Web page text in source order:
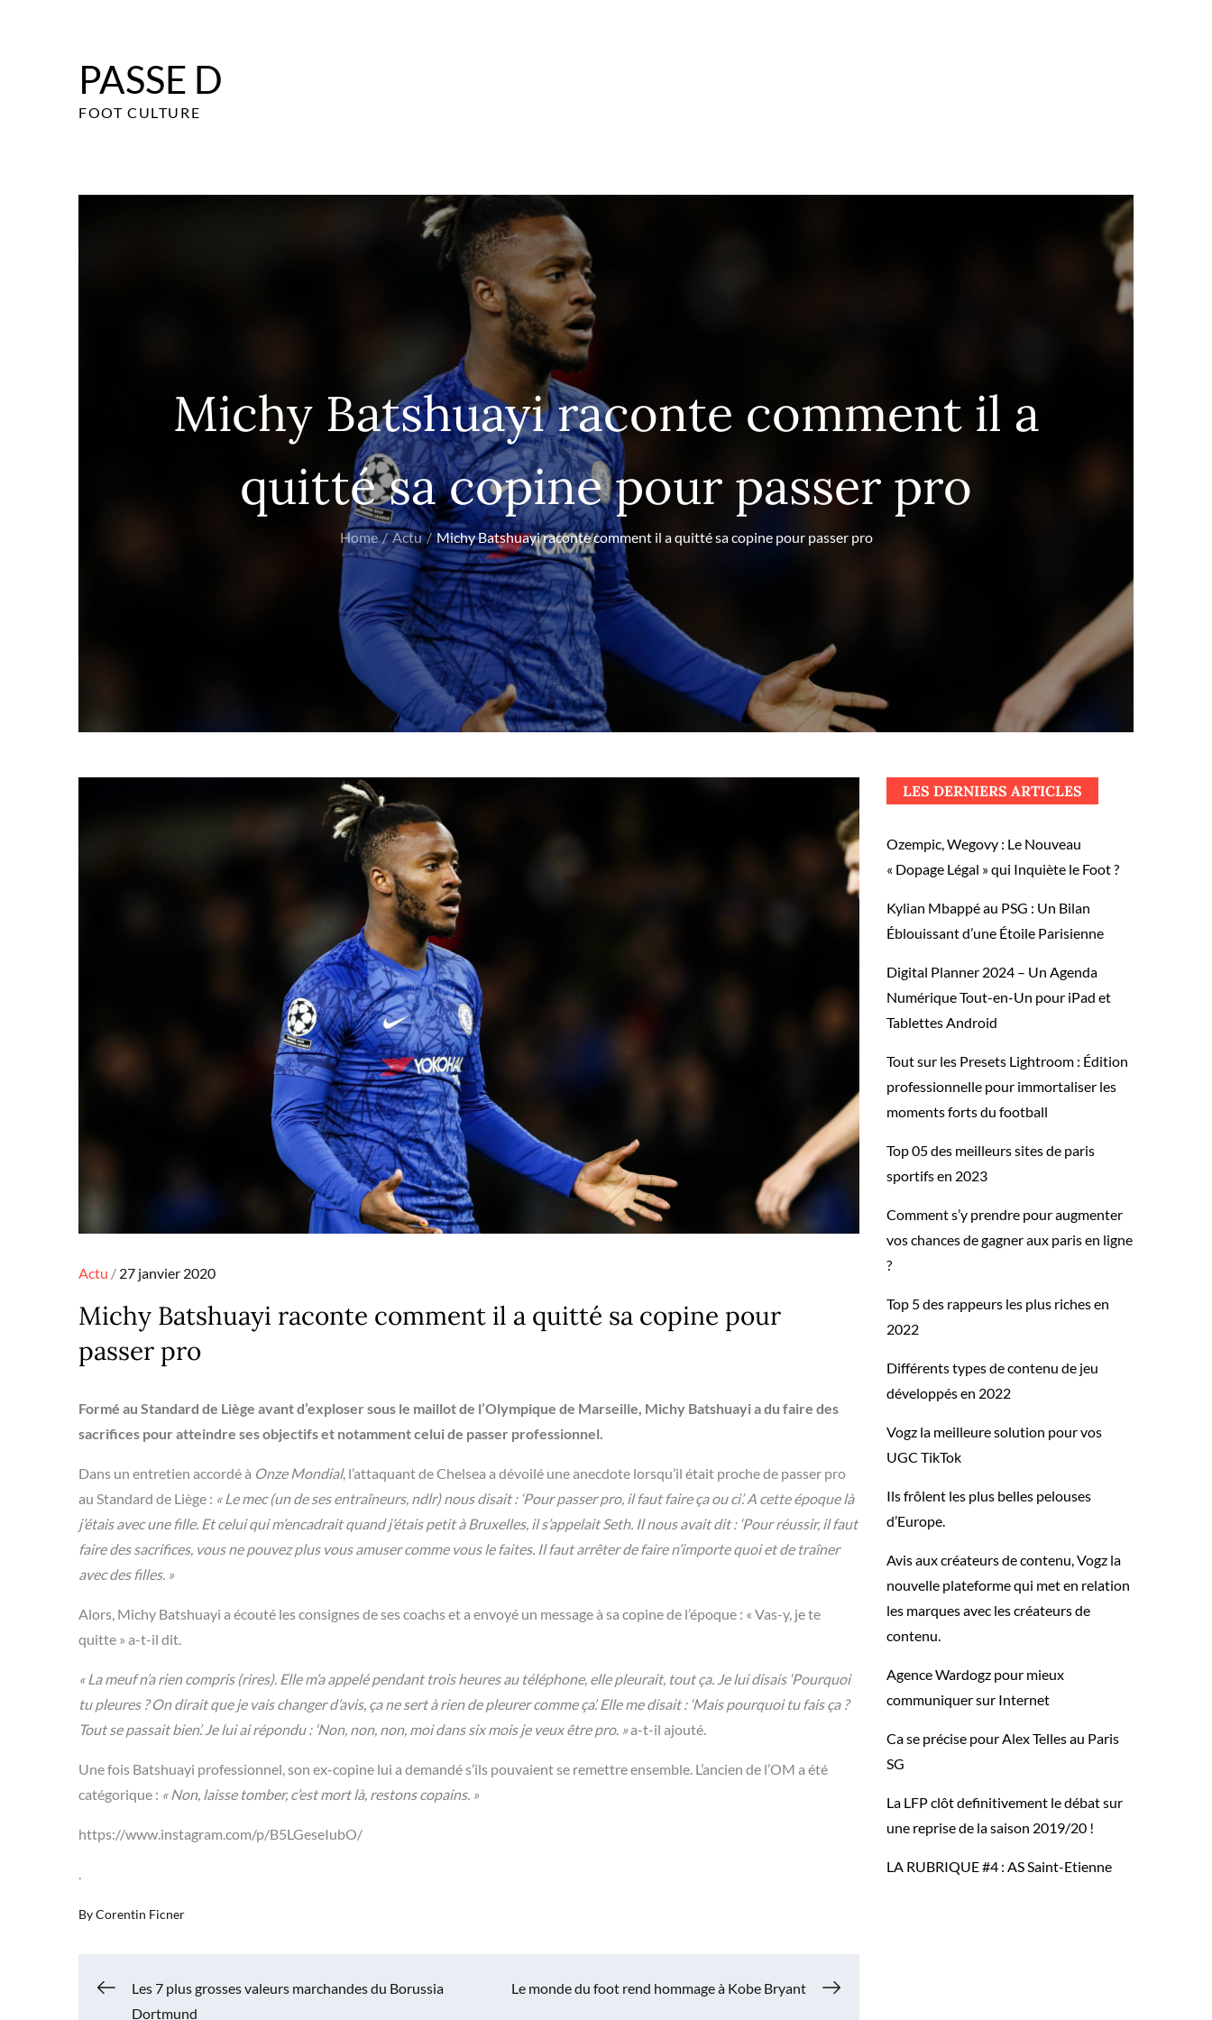
PASSE D
FOOT CULTURE
Michy Batshuayi raconte comment il a
quitté sa copine pour passer pro
Home Actu Michy Batshuayi raconte comment il a quitté sa copine pour passer pro
Actu Posted
27 janvier 2020
Michy Batshuayi raconte comment il a quitté sa copine pour
passer pro
Formé au Standard de Liège avant d’exploser sous le maillot de l’Olympique de Marseille, Michy Batshuayi a du faire des
sacrifices pour atteindre ses objectifs et notamment celui de passer professionnel.
Dans un entretien accordé à Onze Mondial, l’attaquant de Chelsea a dévoilé une anecdote lorsqu’il était proche de passer pro
au Standard de Liège : « Le mec (un de ses entraîneurs, ndlr) nous disait : ‘Pour passer pro, il faut faire ça ou ci’. A cette époque là
j’étais avec une fille. Et celui qui m’encadrait quand j’étais petit à Bruxelles, il s’appelait Seth. Il nous avait dit : ‘Pour réussir, il faut
faire des sacrifices, vous ne pouvez plus vous amuser comme vous le faites. Il faut arrêter de faire n’importe quoi et de traîner
avec des filles. »
Alors, Michy Batshuayi a écouté les consignes de ses coachs et a envoyé un message à sa copine de l’époque : « Vas-y, je te
quitte » a-t-il dit.
« La meuf n’a rien compris (rires). Elle m’a appelé pendant trois heures au téléphone, elle pleurait, tout ça. Je lui disais ‘Pourquoi
tu pleures ? On dirait que je vais changer d’avis, ça ne sert à rien de pleurer comme ça’. Elle me disait : ‘Mais pourquoi tu fais ça ?
Tout se passait bien’. Je lui ai répondu : ‘Non, non, non, moi dans six mois je veux être pro. »a-t-il ajouté.
Une fois Batshuayi professionnel, son ex-copine lui a demandé s’ils pouvaient se remettre ensemble. L’ancien de l’OM a été
catégorique : « Non, laisse tomber, c’est mort là, restons copains. »
https://www.instagram.com/p/B5LGeseIubO/
ByCorentin Ficner
Navigation
Les 7 plus grosses valeurs marchandes du Borussia
Dortmund
Le monde du foot rend hommage à Kobe Bryant
LES DERNIERS ARTICLES
Ozempic, Wegovy : Le Nouveau
« Dopage Légal » qui Inquiète le Foot ?
Kylian Mbappé au PSG : Un Bilan
Éblouissant d’une Étoile Parisienne
Digital Planner 2024 – Un Agenda
Numérique Tout-en-Un pour iPad et
Tablettes Android
Tout sur les Presets Lightroom : Édition
professionnelle pour immortaliser les
moments forts du football
Top 05 des meilleurs sites de paris
sportifs en 2023
Comment s’y prendre pour augmenter
vos chances de gagner aux paris en ligne
?
Top 5 des rappeurs les plus riches en
2022
Différents types de contenu de jeu
développés en 2022
Vogz la meilleure solution pour vos
UGC TikTok
Ils frôlent les plus belles pelouses
d’Europe.
Avis aux créateurs de contenu, Vogz la
nouvelle plateforme qui met en relation
les marques avec les créateurs de
contenu.
Agence Wardogz pour mieux
communiquer sur Internet
Ca se précise pour Alex Telles au Paris
SG
La LFP clôt definitivement le débat sur
une reprise de la saison 2019/20 !
LA RUBRIQUE #4 : AS Saint-Etienne